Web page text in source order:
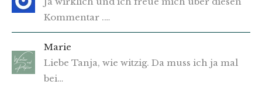
Kommentar .…
Marie
Liebe Tanja, wie witzig. Da muss ich ja mal
bei…